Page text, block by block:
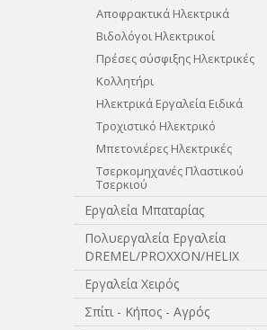
Αποφρακτικά Ηλεκτρικά
Βιδολόγοι Ηλεκτρικοί
Πρέσες σύσφιξης Ηλεκτρικές
Κολλητήρι
Ηλεκτρικά Εργαλεία Ειδικά
Τροχιστικό Ηλεκτρικό
Μπετονιέρες Ηλεκτρικές
Τσερκομηχανές Πλαστικού
Τσερκιού
Εργαλεία Μπαταρίας
Πολυεργαλεία Εργαλεία
DREMEL/PROXXON/HELIX
Εργαλεία Χειρός
Σπίτι - Κήπος - Αγρός